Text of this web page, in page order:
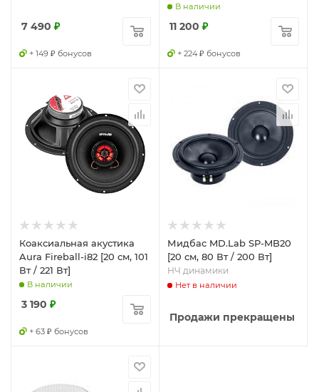
7 490 ₽
+ 149 ₽ бонусов
В наличии
11 200 ₽
+ 224 ₽ бонусов
Коаксиальная акустика
Aura Fireball-i82 [20 см, 101
Вт / 221 Вт]
В наличии
3 190 ₽
+ 63 ₽ бонусов
Мидбас MD.Lab SP-MB20
[20 см, 80 Вт / 200 Вт]
НЧ динамики
Нет в наличии
Продажи прекращены